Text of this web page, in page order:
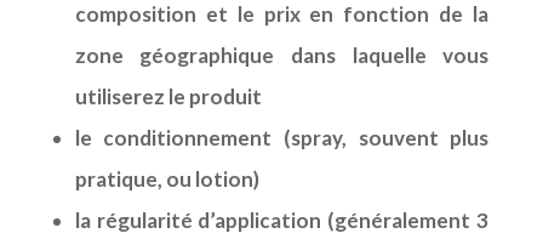
composition et le prix en fonction de la
zone géographique dans laquelle vous
utiliserez le produit
le conditionnement (spray, souvent plus
pratique, ou lotion)
la régularité d’application (généralement 3